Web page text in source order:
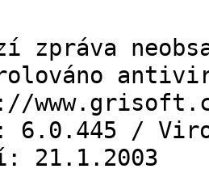
zpráva
6.0.445 /
21.1.2003